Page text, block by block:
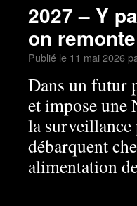
2027 – Y
on
Publié le 11 mai 2026
Dans un futur
et impose une
la
débarquent
alimentation